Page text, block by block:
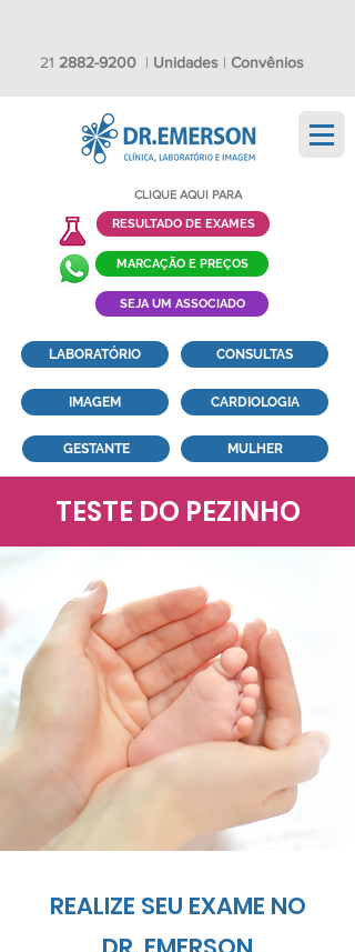
MARCAÇÃO E PREÇOS
RESULTADO DE EXAMES
21 2882-9200 | Unidades | Convênios
CLIQUE AQUI PARA
SEJA UM ASSOCIADO
LABORATÓRIO
IMAGEM
GESTANTE
CONSULTAS
CARDIOLOGIA
MULHER
PATERNIDADE
TESTE DO PEZINHO
REALIZE SEU EXAME NO